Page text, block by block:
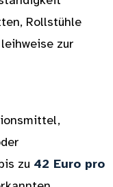
Rollstühle
zur
zu 42 Euro pro